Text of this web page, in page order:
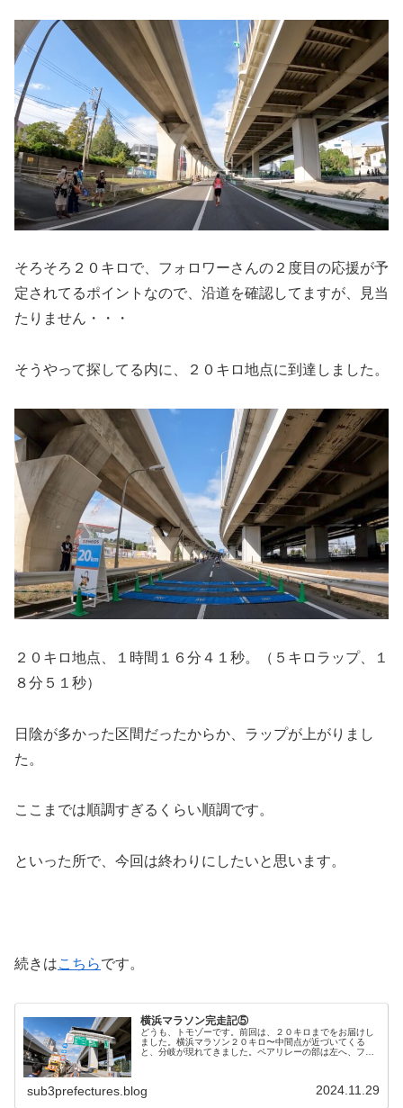
そろそろ２０キロで、フォロワーさんの２度目の応援が予
定されてるポイントなので、沿道を確認してますが、見当
たりません・・・
そうやって探してる内に、２０キロ地点に到達しました。
２０キロ地点、１時間１６分４１秒。（５キロラップ、１
８分５１秒）
日陰が多かった区間だったからか、ラップが上がりまし
た。
ここまでは順調すぎるくらい順調です。
といった所で、今回は終わりにしたいと思います。
続きはこちらです。
横浜マラソン完走記⑤
どうも、トモゾーです。前回は、２０キロまでをお届けし
ました。横浜マラソン２０キロ〜中間点が近づいてくる
と、分岐が現れてきました。ペアリレーの部は左へ、フル
sub3prefectures.blog 2024.11.29